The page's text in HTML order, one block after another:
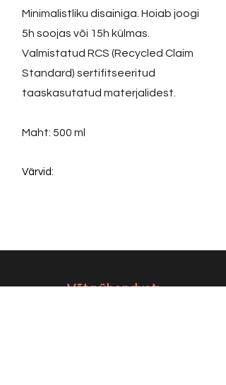
Minimalistliku disainiga. Hoiab joogi
5h soojas või 15h külmas.
Valmistatud RCS (Recycled Claim
Standard) sertifitseeritud
taaskasutatud materjalidest.
Maht: 500 ml
Värvid:
Võta ühendust: